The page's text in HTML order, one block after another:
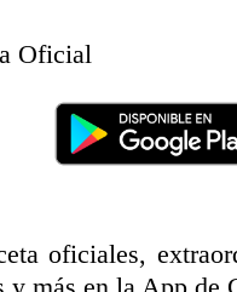
Oficial
oficiales,